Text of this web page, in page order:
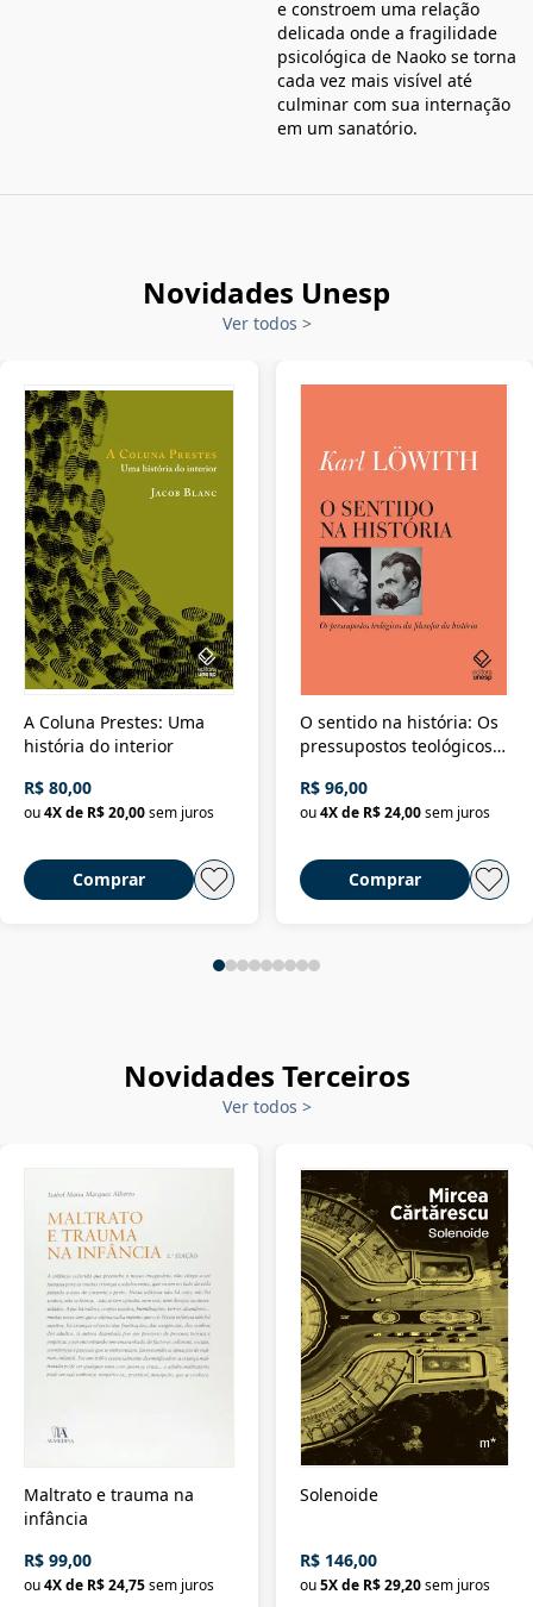
e constroem uma relação
delicada onde a fragilidade
psicológica de Naoko se torna
cada vez mais visível até
culminar com sua internação
em um sanatório.
Novidades Unesp
Ver todos >
A Coluna Prestes: Uma
história do interior
R$ 80,00
ou4X de R$ 20,00sem juros
Comprar
O sentido na história: Os
pressupostos teológicos
R$ 96,00
ou 4X de R$ 24,00 sem juros
Comprar
Novidades Terceiros
Ver todos >
Maltrato e trauma na
infância
R$ 99,00
ou4X de R$ 24,75sem juros
Solenoide
R$ 146,00
ou 5X de R$ 29,20 sem juros